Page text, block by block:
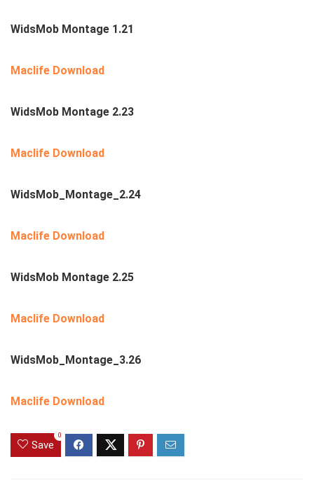
WidsMob Montage 1.21
Maclife Download
WidsMob Montage 2.23
Maclife Download
WidsMob_Montage_2.24
Maclife Download
WidsMob Montage 2.25
Maclife Download
WidsMob_Montage_3.26
Maclife Download
Save
0